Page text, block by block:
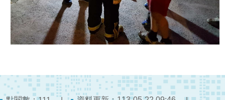
護
專
區
資
料